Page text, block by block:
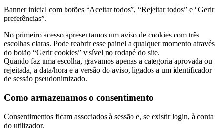
Banner inicial com botões “Aceitar todos”, “Rejeitar todos” e “Gerir
preferências”.
No primeiro acesso apresentamos um aviso de cookies com três
escolhas claras. Pode reabrir esse painel a qualquer momento através
do botão “Gerir cookies” visível no rodapé do site.
Quando faz uma escolha, gravamos apenas a categoria aprovada ou
rejeitada, a data/hora e a versão do aviso, ligados a um identificador
de sessão pseudonimizado.
Como armazenamos o consentimento
Consentimentos ficam associados à sessão e, se existir login, à conta
do utilizador.